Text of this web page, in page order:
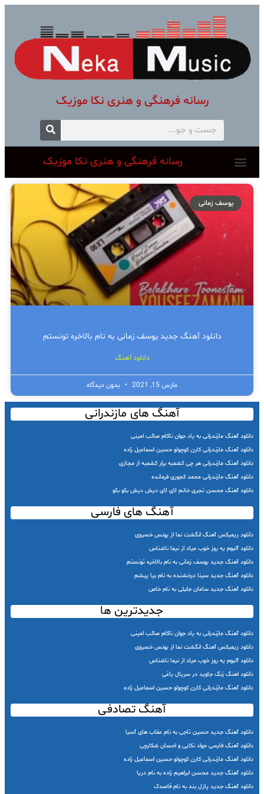
رسانه فرهنگی و هنری نکا موزیک
رسانه فرهنگی و هنری نکا موزیک
یوسف زمانی
دانلود آهنگ جدید یوسف زمانی به نام بالاخره تونستم
دانلود آهنگ
مارس 15, 2021 بدون دیدگاه
آهنگ های مازندرانی
دانلود آهنگ مازندرانی به یاد جوان ناکام صائب امینی
دانلود آهنگ مازندرانی کارن کوچولو حسین اسماعیل زاده
دانلود آهنگ مازندرانی هر چی کشمبه برار کشمبه از مجازی
دانلود آهنگ مازندرانی محمد کجوری فرمانده
دانلود آهنگ محسن تجری خانم لای لای دیش دیش بکو بکو
آهنگ های فارسی
دانلود ریمیکس آهنگ انگشت نما از یونس خسروی
دانلود آلبوم یه روز خوب میاد از نیما ناشناس
دانلود آهنگ جدید یوسف زمانی به نام بالاخره تونستم
دانلود آهنگ جدید سینا درخشنده به نام بیا پیشم
دانلود آهنگ جدید سامان جلیلی به نام خاص
جدیدترین ها
دانلود آهنگ مازندرانی به یاد جوان ناکام صائب امینی
دانلود ریمیکس آهنگ انگشت نما از یونس خسروی
دانلود آلبوم یه روز خوب میاد از نیما ناشناس
دانلود اهنگ زنگ جاوید در سریال یاغی
دانلود آهنگ مازندرانی کارن کوچولو حسین اسماعیل زاده
آهنگ تصادفی
دانلود آهنگ جدید حسین تاجی به نام عقاب های آسیا
دانلود آهنگ فارسی جواد نکایی و احسان شکارچی
دانلود آهنگ مازندرانی کارن کوچولو حسین اسماعیل زاده
دانلود آهنگ جدید محسن ابراهیم زاده به نام دریا
دانلود آهنگ جدید پازل بند به نام قاصدک